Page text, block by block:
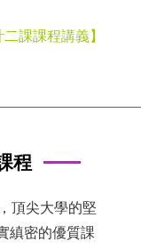
課課程講義】
程
頂尖大學的堅
縝密的優質課